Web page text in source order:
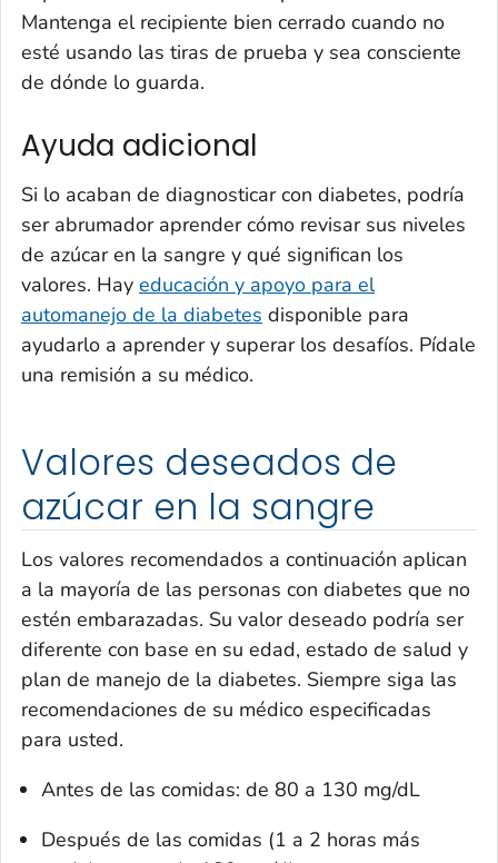
Mantenga el recipiente bien cerrado cuando no
esté usando las tiras de prueba y sea consciente
de dónde lo guarda.
Ayuda adicional
Si lo acaban de diagnosticar con diabetes, podría
ser abrumador aprender cómo revisar sus niveles
de azúcar en la sangre y qué significan los
valores. Hay educación y apoyo para el
automanejo de la diabetes disponible para
ayudarlo a aprender y superar los desafíos. Pídale
una remisión a su médico.
Valores deseados de
azúcar en la sangre
Los valores recomendados a continuación aplican
a la mayoría de las personas con diabetes que no
estén embarazadas. Su valor deseado podría ser
diferente con base en su edad, estado de salud y
plan de manejo de la diabetes. Siempre siga las
recomendaciones de su médico especificadas
para usted.
Antes de las comidas: de 80 a 130 mg/dL
Después de las comidas (1 a 2 horas más